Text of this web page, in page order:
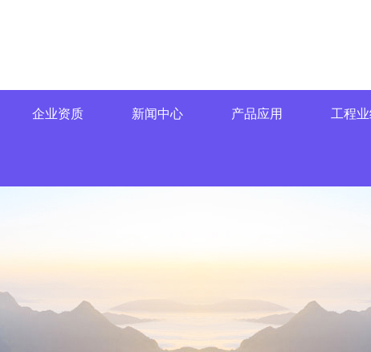
企业资质 新闻中心 产品应用 工程